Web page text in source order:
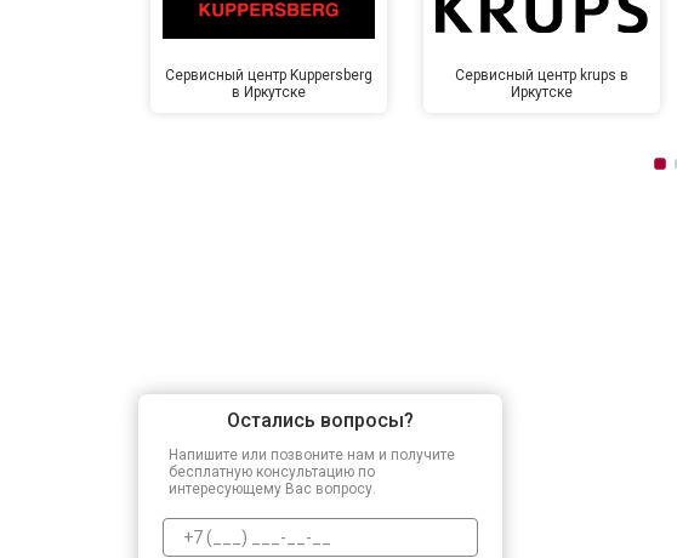
Сервисный центр Kuppersberg
в Иркутске
Сервисный центр krups в
Иркутске
Остались вопросы?
Напишите или позвоните нам и получите
бесплатную консультацию по
интересующему Вас вопросу.